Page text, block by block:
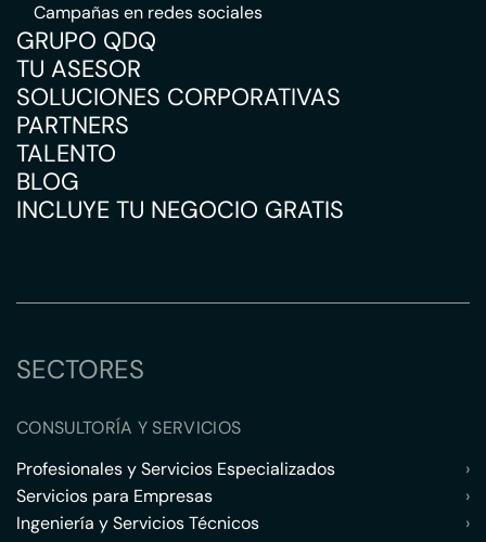
Campañas en redes sociales
GRUPO QDQ
TU ASESOR
SOLUCIONES CORPORATIVAS
PARTNERS
TALENTO
BLOG
INCLUYE TU NEGOCIO GRATIS
SECTORES
CONSULTORÍA Y SERVICIOS
Profesionales y Servicios Especializados
›
Servicios para Empresas
›
Ingeniería y Servicios Técnicos
›